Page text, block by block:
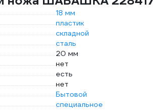
18 мм
пластик
складной
сталь
20 мм
нет
есть
нет
Бытовой
специальное